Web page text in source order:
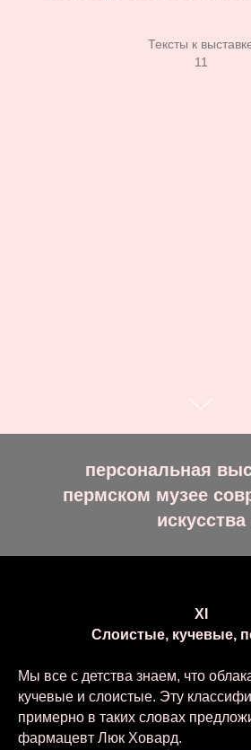
Тексты к
11
персональная
пермском музее
искусства
XI
Слоистые, кучевые,
Мы все с детства знаем, что
кучевые и слоистые. Эту
примерно в таких словах
фармацевт Люк Ховард.